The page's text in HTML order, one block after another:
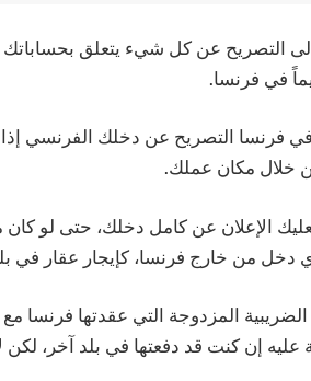
التصريح عن كل شيء يتعلق
في فرنسا.
فرنسا التصريح عن دخلك الفرنسي
خلال مكان عملك.
الإعلان عن كامل دخلك، حتى لو
دخل من خارج فرنسا، كإيجار عقار في
المزدوجة التي عقدتها فرنسا
عليه إن كنت قد دفعتها في بلد آخر،